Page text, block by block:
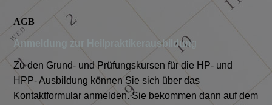
AGB
Anmeldung zur Heilpraktikerausbildung
Zu den Grund- und Prüfungskursen für die HP- und
HPP- Ausbildung können Sie sich über das
Kontaktformular anmelden. Sie bekommen dann auf dem